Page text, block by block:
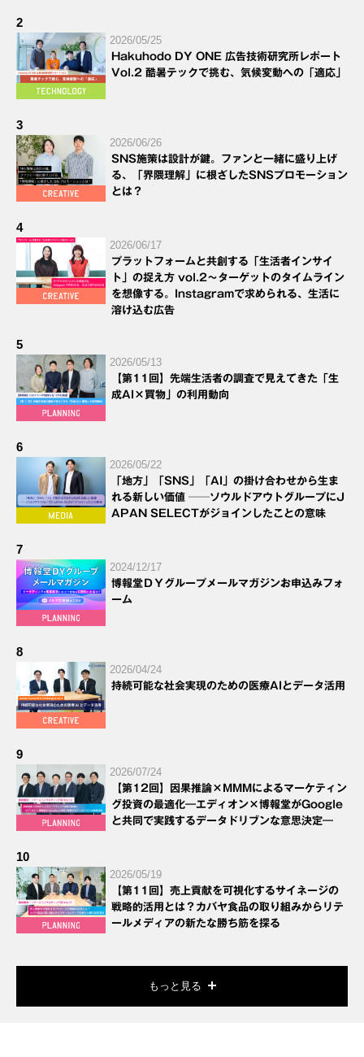
2
2026/05/25
Hakuhodo DY ONE 広告技術研究所レポート
Vol.2 酷暑テックで挑む、気候変動への「適応」
3
2026/06/26
SNS施策は設計が鍵。ファンと一緒に盛り上げ
る、「界隈理解」に根ざしたSNSプロモーション
とは？
4
2026/06/17
プラットフォームと共創する「生活者インサイ
ト」の捉え方 vol.2～ターゲットのタイムライン
を想像する。Instagramで求められる、生活に
溶け込む広告
5
2026/05/13
【第11回】先端生活者の調査で見えてきた「生
成AI×買物」の利用動向
6
2026/05/22
「地方」「SNS」「AI」の掛け合わせから生ま
れる新しい価値 ──ソウルドアウトグループにJ
APAN SELECTがジョインしたことの意味
7
2024/12/17
博報堂ＤＹグループメールマガジンお申込みフォ
ーム
8
2026/04/24
持続可能な社会実現のための医療AIとデータ活用
9
2026/07/24
【第12回】因果推論×MMMによるマーケティン
グ投資の最適化―エディオン×博報堂がGoogle
と共同で実践するデータドリブンな意思決定―
10
2026/05/19
【第11回】売上貢献を可視化するサイネージの
戦略的活用とは？カバヤ食品の取り組みからリテ
ールメディアの新たな勝ち筋を探る
もっと見る